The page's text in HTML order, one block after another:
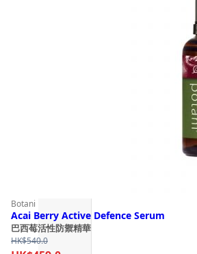
Botani
Acai Berry Active Defence Serum
巴西莓活性防禦精華
HK$540.0